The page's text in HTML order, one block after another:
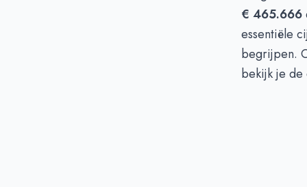
€ 465.666
essentiële
begrijpen.
bekijk je de